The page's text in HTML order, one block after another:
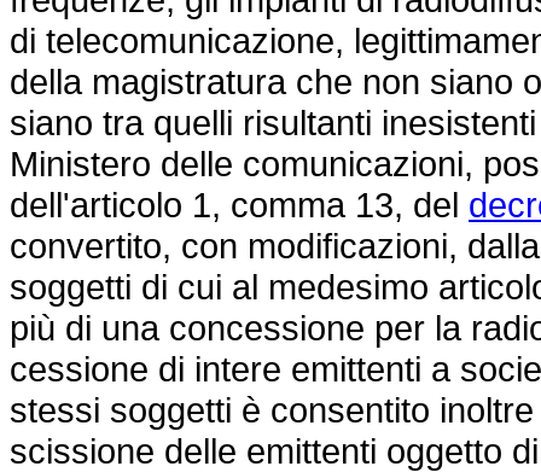
di telecomunicazione,
della magistratura che non siano
siano tra quelli risultanti
Ministero delle comunicazioni,
dell'articolo 1, comma 13, del
convertito, con modificazioni,
soggetti di cui al medesimo
più di una concessione per la
cessione di intere emittenti a
stessi soggetti è consentito
scissione delle emittenti oggetto